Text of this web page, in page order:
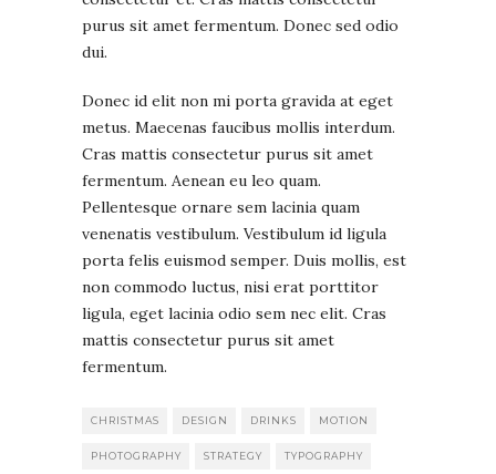
purus sit amet fermentum. Donec sed odio
dui.
Donec id elit non mi porta gravida at eget
metus. Maecenas faucibus mollis interdum.
Cras mattis consectetur purus sit amet
fermentum. Aenean eu leo quam.
Pellentesque ornare sem lacinia quam
venenatis vestibulum. Vestibulum id ligula
porta felis euismod semper. Duis mollis, est
non commodo luctus, nisi erat porttitor
ligula, eget lacinia odio sem nec elit. Cras
mattis consectetur purus sit amet
fermentum.
CHRISTMAS DESIGN DRINKS MOTION
PHOTOGRAPHY STRATEGY TYPOGRAPHY